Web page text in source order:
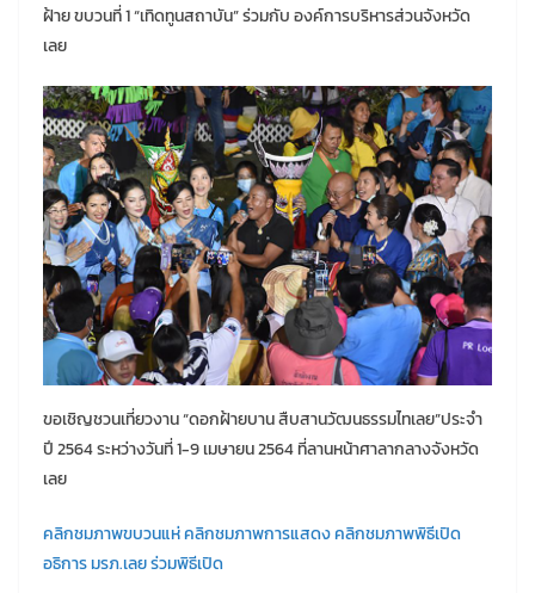
ฝ้าย ขบวนที่ 1 “เทิดทูนสถาบัน” ร่วมกับ องค์การบริหารส่วนจังหวัด
เลย
ขอเชิญชวนเที่ยวงาน “ดอกฝ้ายบาน สืบสานวัฒนธรรมไทเลย”ประจำ
ปี 2564 ระหว่างวันที่ 1-9 เมษายน 2564 ที่ลานหน้าศาลากลางจังหวัด
เลย
คลิกชมภาพขบวนแห่คลิกชมภาพการแสดงคลิกชมภาพพิธีเปิด
อธิการ มรภ.เลย ร่วมพิธีเปิด